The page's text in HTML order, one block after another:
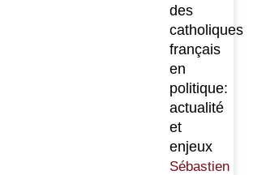
des
catholiques
français
en
politique:
actualité
et
enjeux
Sébastien